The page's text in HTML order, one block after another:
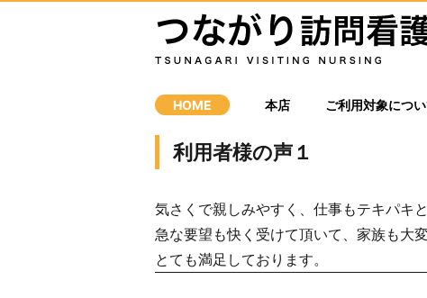
HOME 本店 ご利用対象につ
利用者様の声１
気さくで親しみやすく、仕事もテキパキ
急な要望も快く受けて頂いて、家族も大
とても満足しております。